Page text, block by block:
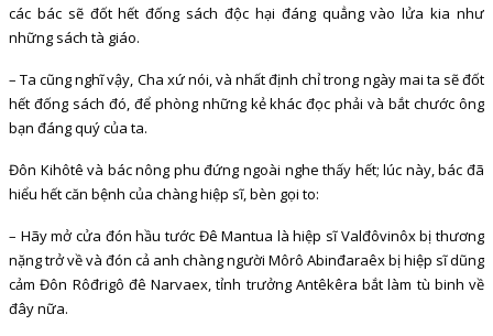
các bác sẽ đốt hết đống sách độc hại đáng quẳng vào lửa kia như
những sách tà giáo.
– Ta cũng nghĩ vậy, Cha xứ nói, và nhất định chỉ trong ngày mai ta sẽ đốt
hết đống sách đó, để phòng những kẻ khác đọc phải và bắt chước ông
bạn đáng quý của ta.
Đôn Kihôtê và bác nông phu đứng ngoài nghe thấy hết; lúc này, bác đã
hiểu hết căn bệnh của chàng hiệp sĩ, bèn gọi to:
– Hãy mở cửa đón hầu tước Đê Mantua là hiệp sĩ Valđôvinôx bị thương
nặng trở về và đón cả anh chàng người Môrô Abinđaraêx bị hiệp sĩ dũng
cảm Đôn Rôđrigô đê Narvaex, tỉnh trưởng Antêkêra bắt làm tù binh về
đây nữa.